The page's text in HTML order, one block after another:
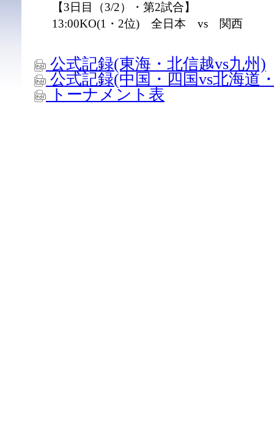
【3日目（3/2）・第2試合】
13:00KO(1・2位) 全日本 vs 関西
公式記録(東海・北信越vs九州)
公式記録(中国・四国vs北海道
トーナメント表